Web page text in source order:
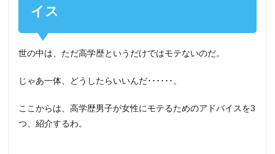
イス
世の中は、ただ高学歴というだけではモテないのだ。
じゃあ一体、どうしたらいいんだ･･････。
ここからは、高学歴男子が女性にモテるためのアドバイスを3
つ、紹介するわ。